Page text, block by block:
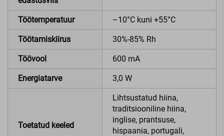
Töötemperatuur –10°C kuni +55°C
Töötamiskiirus 30%-85% Rh
Töövool 600 mA
Energiatarve 3,0 W
Toetatud keeled
Lihtsustatud hiina,
traditsiooniline hiina,
inglise, prantsuse,
hispaania, portugali,